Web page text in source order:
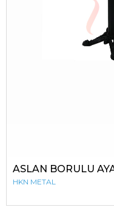
ASLAN BORULU
HKN METAL